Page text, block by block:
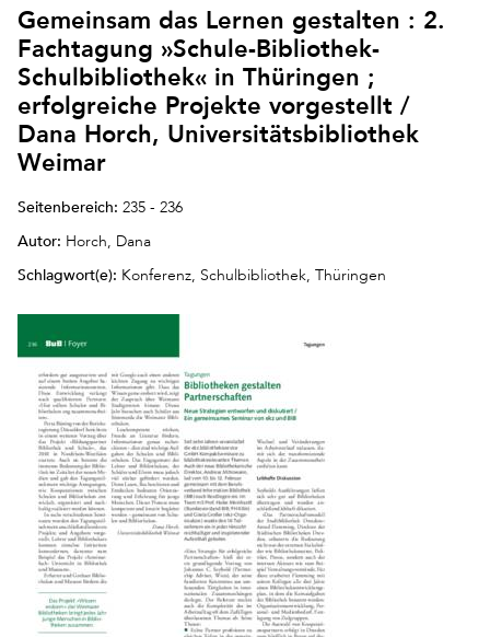
Gemeinsam das Lernen gestalten : 2.
Fachtagung »Schule-Bibliothek-
Schulbibliothek« in Thüringen ;
erfolgreiche Projekte vorgestellt /
Dana Horch, Universitätsbibliothek
Weimar
Seitenbereich: 235 - 236
Autor: Horch, Dana
Schlagwort(e): Konferenz, Schulbibliothek, Thüringen